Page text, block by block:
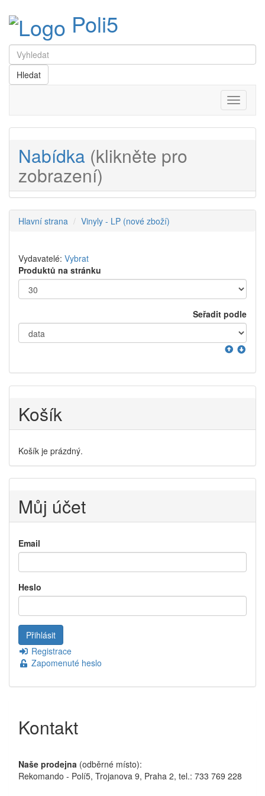
Poli5
Menu
Nabídka (klikněte pro
zobrazení)
Hlavní strana Vinyly - LP (nové zboží)
Vydavatelé: Vybrat
Produktů na stránku
Seřadit podle
Košík
Košík je prázdný.
Můj účet
Email
Heslo
Registrace
Zapomenuté heslo
Kontakt
Naše prodejna (odběrné místo):
Rekomando - Polí5, Trojanova 9, Praha 2, tel.: 733 769 228